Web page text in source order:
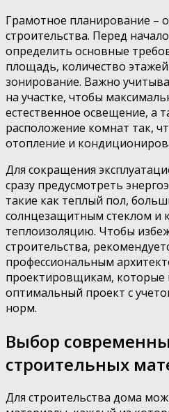
Грамотное планирование –
строительства. Перед
определить основные
площадь, количество
зонирование. Важно
на участке, чтобы
естественное освещение, а
расположение комнат так,
отопление и
Для сокращения
сразу предусмотреть
такие как теплый пол,
солнцезащитным стеклом и
теплоизоляцию. Чтобы
строительства,
профессиональным
проектировщикам, которые
оптимальный проект с
норм.
Выбор
строительных
Для строительства дома